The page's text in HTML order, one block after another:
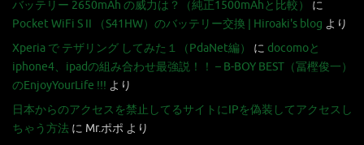
バッテリー 2650mAh の威力は？（純正1500mAhと比較）
に
Pocket WiFi S II （S41HW）のバッテリー交換 | Hiroaki's blog より
Xperia で テザリング してみた１（PdaNet編）
に docomoと
iphone4、ipadの組み合わせ最強説！！ – B-BOY BEST（冨樫俊一）
のEnjoyYourLife !!! より
日本からのアクセスを禁止してるサイトにIPを偽装してアクセスし
ちゃう方法 に Mr.ポポ より